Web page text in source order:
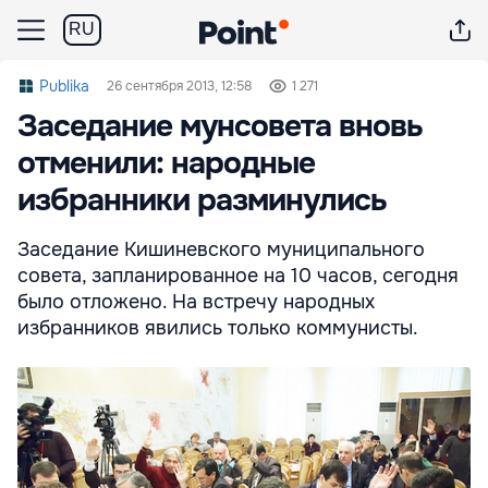
RU
Publika 26 сентября 2013, 12:58 1 271
Заседание мунсовета вновь
отменили: народные
избранники разминулись
Заседание Кишиневского муниципального
совета, запланированное на 10 часов, сегодня
было отложено. На встречу народных
избранников явились только коммунисты.